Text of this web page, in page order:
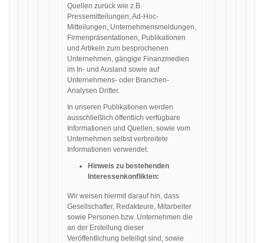
Quellen zurück wie z.B.
Pressemitteilungen, Ad-Hoc-
Mitteilungen, Unternehmensmeldungen,
Firmenpräsentationen, Publikationen
und Artikeln zum besprochenen
Unternehmen, gängige Finanzmedien
im In- und Ausland sowie auf
Unternehmens- oder Branchen-
Analysen Dritter.
In unseren Publikationen werden
ausschließlich öffentlich verfügbare
Informationen und Quellen, sowie vom
Unternehmen selbst verbreitete
Informationen verwendet.
Hinweis zu bestehenden
Interessenkonflikten:
Wir weisen hiermit darauf hin, dass
Gesellschafter, Redakteure, Mitarbeiter
sowie Personen bzw. Unternehmen die
an der Erstellung dieser
Veröffentlichung beteiligt sind, sowie